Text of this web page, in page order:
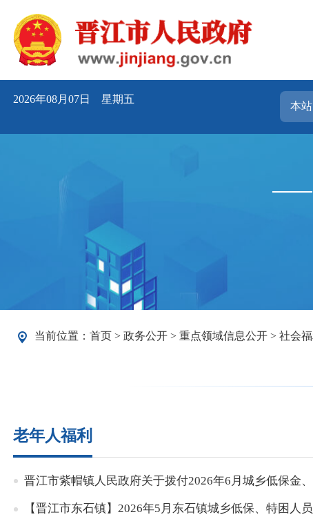
2026年08月07日 星期五
当前位置： 首页 > 政务公开 > 重点领域信息公开 > 社会福
老年人福利
晋江市紫帽镇人民政府关于拨付2026年6月城乡低保金
【晋江市东石镇】2026年5月东石镇城乡低保、特困人